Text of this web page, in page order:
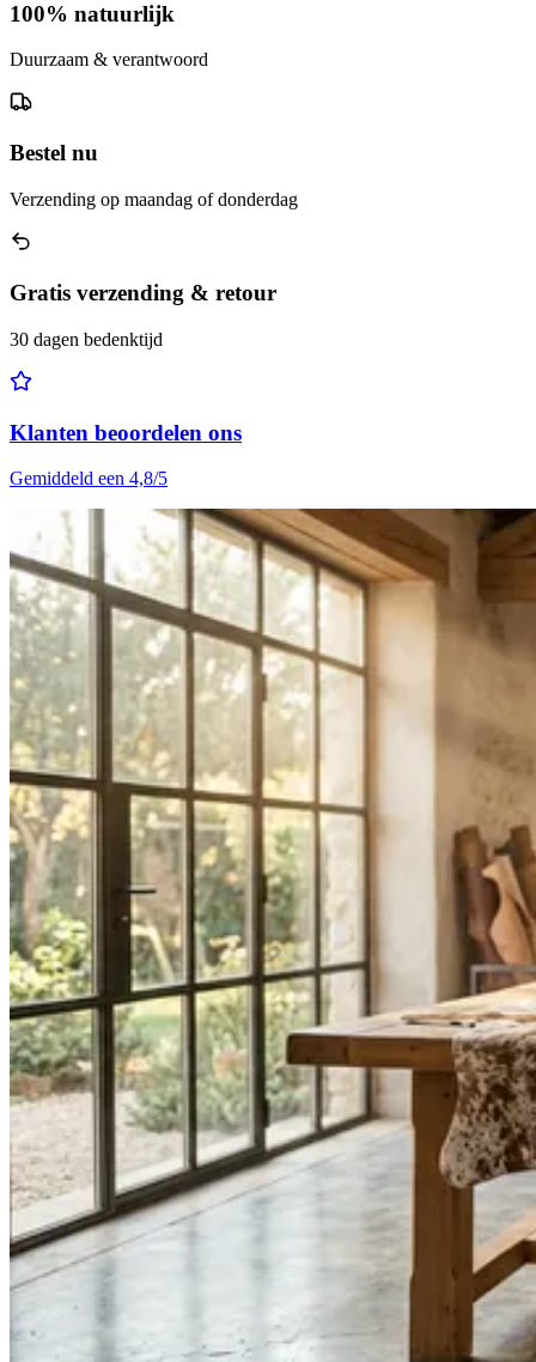
100% natuurlijk
Duurzaam & verantwoord
Bestel nu
Verzending op maandag of donderdag
Gratis verzending & retour
30 dagen bedenktijd
Klanten beoordelen ons
Gemiddeld een 4,8/5